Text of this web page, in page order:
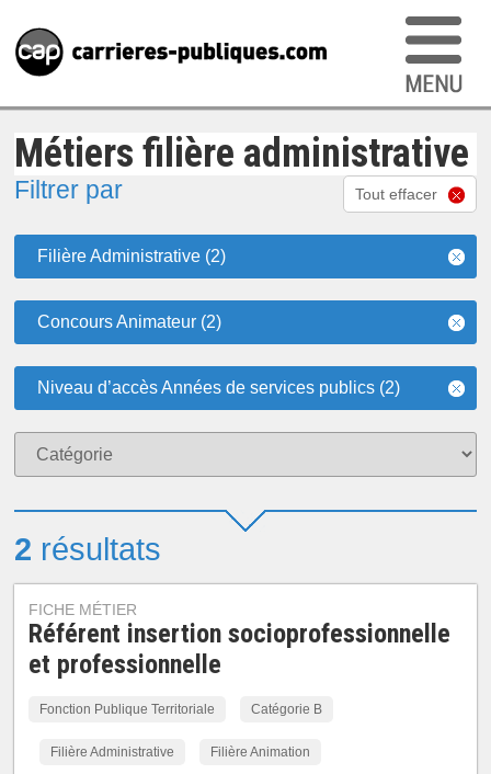
Métiers filière administrative
Filtrer par Tout effacer
Filière Administrative (2)
Concours Animateur (2)
Niveau d’accès Années de services publics (2)
2 résultats
FICHE MÉTIER
Référent insertion socioprofessionnelle
et professionnelle
Fonction Publique Territoriale Catégorie B
Filière Administrative Filière Animation